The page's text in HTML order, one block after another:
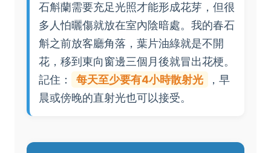
石斛蘭需要充足光照才能形成花芽，但很
多人怕曬傷就放在室內陰暗處。我的春石
斛之前放客廳角落，葉片油綠就是不開
花，移到東向窗邊三個月後就冒出花梗。
記住：
每天至少要有4小時散射光
，早
晨或傍晚的直射光也可以接受。